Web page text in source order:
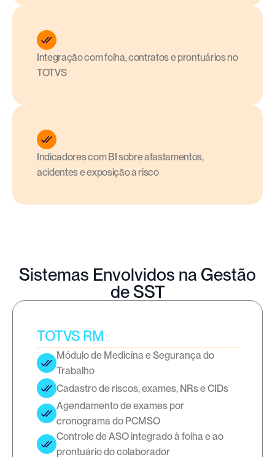
Integração com folha, contratos e prontuários no
TOTVS
Indicadores com BI sobre afastamentos,
acidentes e exposição a risco
Sistemas Envolvidos na Gestão
de SST
TOTVS RM
Módulo de Medicina e Segurança do
Trabalho
Cadastro de riscos, exames, NRs e CIDs
Agendamento de exames por
cronograma do PCMSO
Controle de ASO integrado à folha e ao
prontuário do colaborador